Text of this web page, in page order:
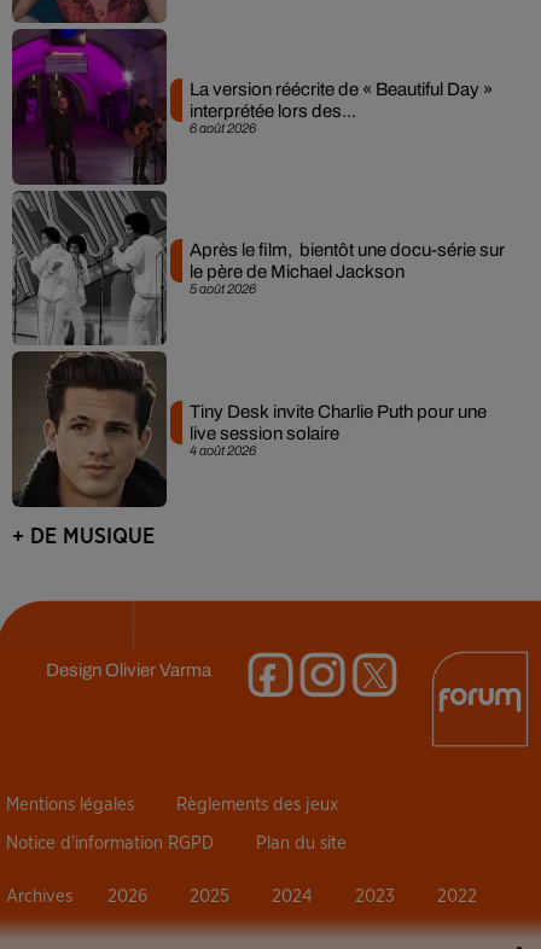
6 août 2026
La version réécrite de « Beautiful Day »
interprétée lors des...
5 août 2026
Après le film, bientôt une docu-série sur
le père de Michael Jackson
4 août 2026
Tiny Desk invite Charlie Puth pour une
live session solaire
+ DE MUSIQUE
DesignOlivier Varma
Mentions légales Règlements des jeux
Notice d’information RGPD Plan du site
Archives 2026 2025 2024 2023 2022